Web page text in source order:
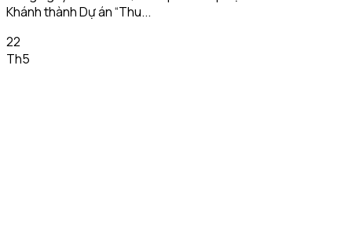
Khánh thành Dự án “Thu...
22
Th5